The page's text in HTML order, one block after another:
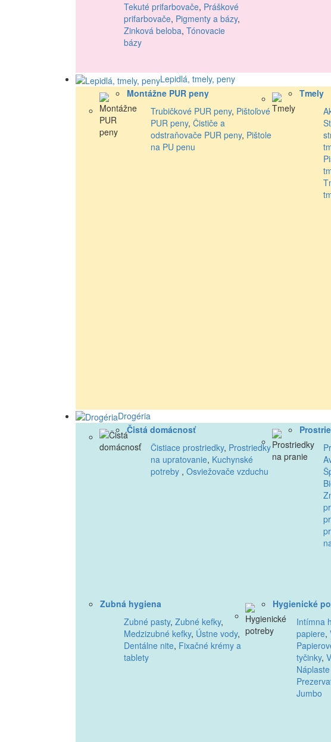
Tekuté prifarbovače, Práškové
prifarbovače, Pigmenty a bázy,
Zinková beloba, Tónovacie
bázy
Lepidlá, tmely, peny
Montážne PUR peny
Trubičkové PUR peny, Pištoľové
PUR peny, Čističe a
odstraňovače PUR peny, Pištole
na PU penu
Tmely
Drogéria
Čistá domácnosť
Čistiace prostriedky, Prostriedky
na upratovanie, Kuchynské
potreby , Osviežovače vzduchu
Zubná hygiena
Zubné pasty, Zubné kefky,
Medzizubné kefky, Ústne vody,
Dentálne nite, Fixačné krémy a
tablety
Hygienické
Intímna
papiere,
tyčinky,
Jumbo